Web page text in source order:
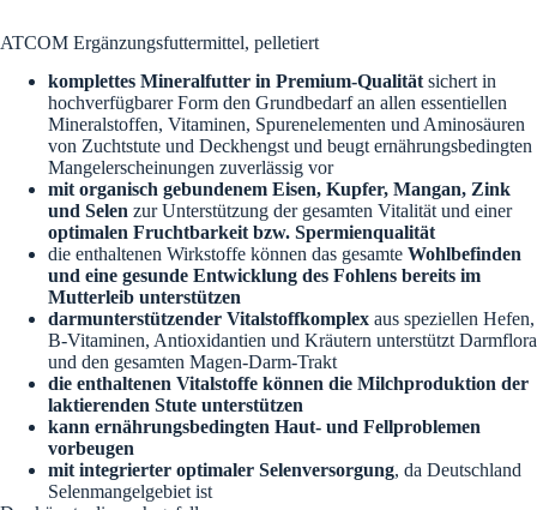
ATCOM Ergänzungsfuttermittel, pelletiert
komplettes Mineralfutter in Premium-Qualität sichert in
hochverfügbarer Form den Grundbedarf an allen essentiellen
Mineralstoffen, Vitaminen, Spurenelementen und Aminosäuren
von Zuchtstute und Deckhengst und beugt ernährungsbedingten
Mangelerscheinungen zuverlässig vor
mit organisch gebundenem Eisen, Kupfer, Mangan, Zink
und Selen zur Unterstützung der gesamten Vitalität und einer
optimalen Fruchtbarkeit bzw. Spermienqualität
die enthaltenen Wirkstoffe können das gesamte Wohlbefinden
und eine gesunde Entwicklung des Fohlens bereits im
Mutterleib unterstützen
darmunterstützender Vitalstoffkomplex aus speziellen Hefen,
B-Vitaminen, Antioxidantien und Kräutern unterstützt Darmflora
und den gesamten Magen-Darm-Trakt
die enthaltenen Vitalstoffe können die Milchproduktion der
laktierenden Stute unterstützen
kann ernährungsbedingten Haut- und Fellproblemen
vorbeugen
mit integrierter optimaler Selenversorgung, da Deutschland
Selenmangelgebiet ist